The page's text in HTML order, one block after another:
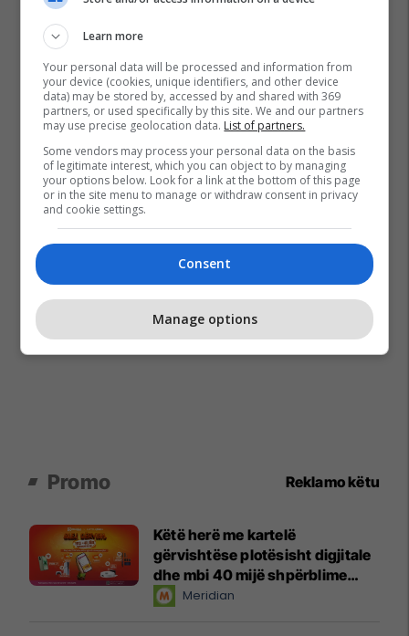
Promo Reklamo këtu
Këtë herë me kartelë
gërvishtëse plotësisht digjitale
dhe mbi 40 mijë shpërblime
instant!Meridian
Learn more
Your personal data will be processed and information from
your device (cookies, unique identifiers, and other device
data) may be stored by, accessed by and shared with 369
partners, or used specifically by this site. We and our partners
may use precise geolocation data. List of partners.
Some vendors may process your personal data on the basis
of legitimate interest, which you can object to by managing
your options below. Look for a link at the bottom of this page
or in the site menu to manage or withdraw consent in privacy
and cookie settings.
Consent
Manage options